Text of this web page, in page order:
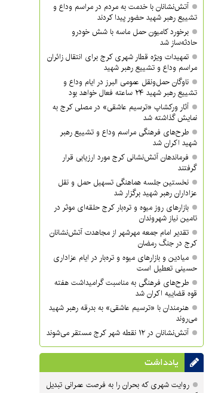
آتش‌نشانان با خدمت به مردم در مراسم وداع و
تشییع رهبر شهید حضور پیدا کردند
برخورد کامیون حمل ماسه با شش خودرو
حادثه‌ساز شد
تمهیدات ویژه قطار شهری کرج برای انتقال زائران
مراسم وداع و تشییع رهبر شهید
ناوگان حمل‌ونقل عمومی البرز در ایام وداع و
تشییع رهبر شهید ۲۴ ساعته فعال خواهد بود
آثار ورکشاپ «ترسیم عاشقی» در مصلی کرج به
نمایش گذاشته شد
طرح‌های فرهنگی مراسم وداع و تشییع رهبر
شهید اکران شد
فرماندهان آتش‌نشانی کرج مورد ارزیابی قرار
گرفتند
نخستین جلسه هماهنگی تسهیل حمل و نقل
عزاداران رهبر شهید برگزار شد
بازارهای روز میوه و تره‌بار کرج حلقه‌ای موثر در
تامین نیاز شهروندان
تقدیر امام جمعه مهرشهر از مجاهدت آتش‌نشانان
کرج در جنگ رمضان
میادین و بازارهای میوه و تره‌بار در ایام عزاداری
حسینی تعطیل است
طرح‌های فرهنگی به مناسبت گرامیداشت هفته
قوه قضاییه اکران شد
هنرمندان با «ترسیم عاشقی» به بدرقه رهبر شهید
می‌روند
آتش‌نشانان در ۱۲ نقطه شهر کرج مستقر می‌شوند
یادداشت
روایت شهری که بحران را به فرصت عمرانی تبدیل